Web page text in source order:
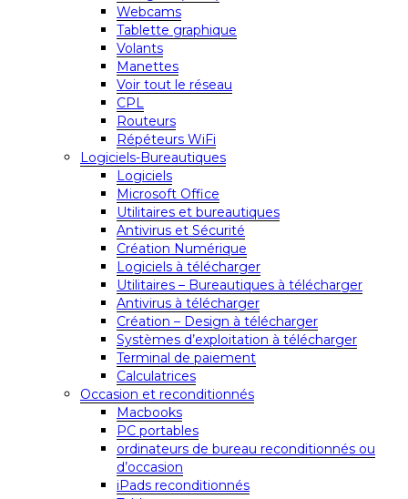
Webcams
Tablette graphique
Volants
Manettes
Voir tout le réseau
CPL
Routeurs
Répéteurs WiFi
Logiciels-Bureautiques
Logiciels
Microsoft Office
Utilitaires et bureautiques
Antivirus et Sécurité
Création Numérique
Logiciels à télécharger
Utilitaires – Bureautiques à télécharger
Antivirus à télécharger
Création – Design à télécharger
Systèmes d’exploitation à télécharger
Terminal de paiement
Calculatrices
Occasion et reconditionnés
Macbooks
PC portables
ordinateurs de bureau reconditionnés ou
d’occasion
iPads reconditionnés